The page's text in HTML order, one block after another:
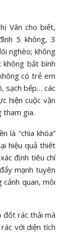
Vân cho biết,
5 không, 3
nghèo; không
bất bình
có trẻ em
sạch bếp… các
hiện cuộc vận
tham gia.
là “chìa khóa”
hiệu quả thiết
định tiêu chí
mạnh tuyên
quan, môi
đốt rác thải mà
với diện tích